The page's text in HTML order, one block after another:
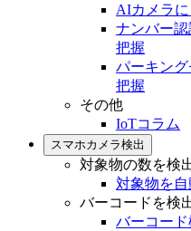
AIカメラ
ナンバー
把握
パーキン
把握
その他
IoTコラム
スマホカメラ検出
対象物の数を検
対象物を自
バーコードを検
バーコード